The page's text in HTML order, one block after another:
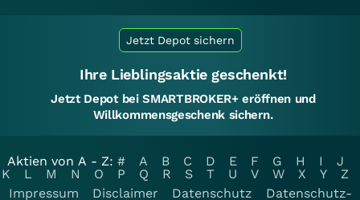
Jetzt Depot sichern
Ihre Lieblingsaktie geschenkt!
Jetzt Depot bei SMARTBROKER+ eröffnen und
Willkommensgeschenk sichern.
Aktien von A - Z: # A B C D E F G H I
J
K
L M N O P Q R S T U V W X Y
Z
Impressum
Disclaimer Datenschutz
Datenschutz-